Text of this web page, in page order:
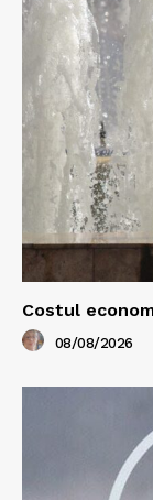
Costul
08/08/2026